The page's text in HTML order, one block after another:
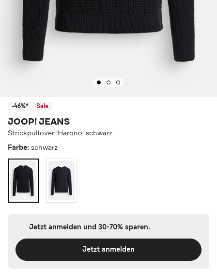
-46%* Sale
JOOP! JEANS
Strickpullover 'Harono' schwarz
Farbe: schwarz
Jetzt anmelden und 30-70% sparen.
Jetzt anmelden